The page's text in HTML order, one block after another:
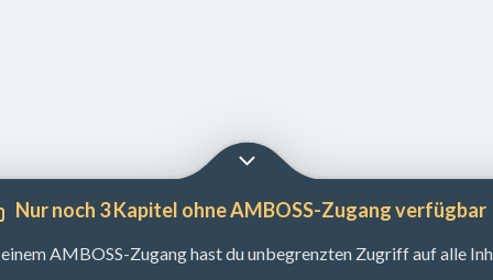
Nur noch 3 Kapitel ohne AMBOSS-Zugang verfügbar
AMBOSS-Zugang hast du unbegrenzten Zugriff auf alle